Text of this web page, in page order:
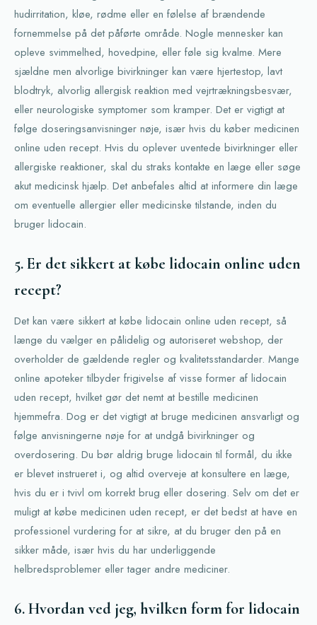
hudirritation, kløe, rødme eller en følelse af brændende
fornemmelse på det påførte område. Nogle mennesker kan
opleve svimmelhed, hovedpine, eller føle sig kvalme. Mere
sjældne men alvorlige bivirkninger kan være hjertestop, lavt
blodtryk, alvorlig allergisk reaktion med vejrtrækningsbesvær,
eller neurologiske symptomer som kramper. Det er vigtigt at
følge doseringsanvisninger nøje, især hvis du køber medicinen
online uden recept. Hvis du oplever uventede bivirkninger eller
allergiske reaktioner, skal du straks kontakte en læge eller søge
akut medicinsk hjælp. Det anbefales altid at informere din læge
om eventuelle allergier eller medicinske tilstande, inden du
bruger lidocain.
5. Er det sikkert at købe lidocain online uden
recept?
Det kan være sikkert at købe lidocain online uden recept, så
længe du vælger en pålidelig og autoriseret webshop, der
overholder de gældende regler og kvalitetsstandarder. Mange
online apoteker tilbyder frigivelse af visse former af lidocain
uden recept, hvilket gør det nemt at bestille medicinen
hjemmefra. Dog er det vigtigt at bruge medicinen ansvarligt og
følge anvisningerne nøje for at undgå bivirkninger og
overdosering. Du bør aldrig bruge lidocain til formål, du ikke
er blevet instrueret i, og altid overveje at konsultere en læge,
hvis du er i tvivl om korrekt brug eller dosering. Selv om det er
muligt at købe medicinen uden recept, er det bedst at have en
professionel vurdering for at sikre, at du bruger den på en
sikker måde, især hvis du har underliggende
helbredsproblemer eller tager andre mediciner.
6. Hvordan ved jeg, hvilken form for lidocain